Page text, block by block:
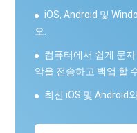
iOS, Android 및
오.
컴퓨터에서 쉽게 문
악을 전송하고 백업 할
최신 iOS 및 Android